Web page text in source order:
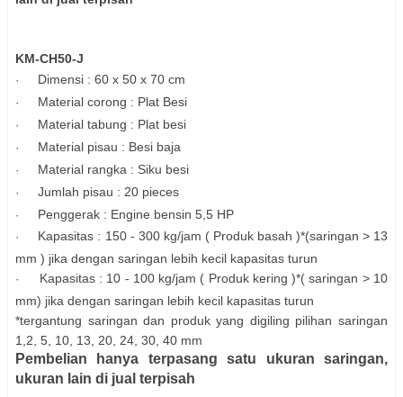
KM-CH50-J
· Dimensi : 60 x 50 x 70 cm
· Material corong : Plat Besi
· Material tabung : Plat besi
· Material pisau : Besi baja
· Material rangka : Siku besi
· Jumlah pisau : 20 pieces
· Penggerak : Engine bensin 5,5 HP
· Kapasitas : 150 - 300 kg/jam ( Produk basah )*(saringan > 13
mm ) jika dengan saringan lebih kecil kapasitas turun
·
Kapasitas : 10 - 100 kg/jam ( Produk kering )*( saringan > 10
mm) jika dengan saringan lebih kecil kapasitas turun
*tergantung saringan dan produk yang digiling pilihan saringan
1,2, 5, 10, 13, 20, 24, 30, 40 mm
Pembelian hanya terpasang satu ukuran saringan,
ukuran lain di jual terpisah